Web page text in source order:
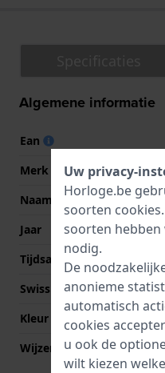
Algemene informatie
Ean
Merk
Naam
Jaar
Tijdsaanduiding
Swiss Made
Kleur Wijzerplaat
Wijzer kleuren (u,m,s)
Uw privacy-
Horloge.be
soorten cookies
soorten
nodig.
De
anonieme
automatisch
cookies
u ook de
wilt kiezen